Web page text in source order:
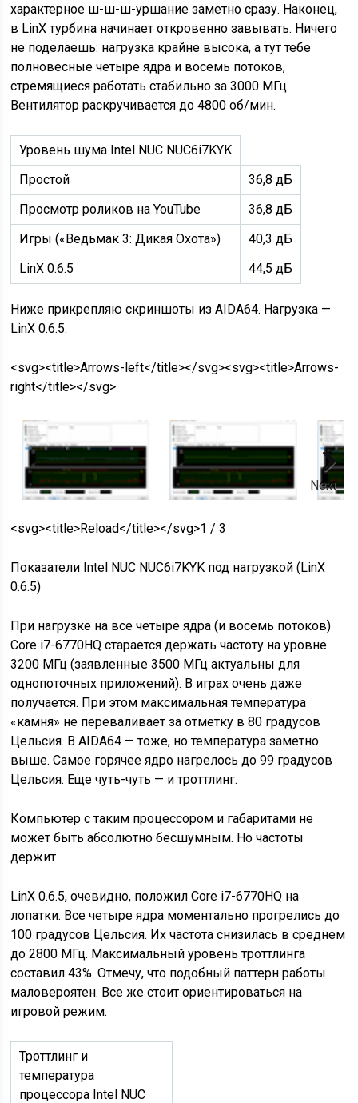
характерное ш-ш-ш-уршание заметно сразу. Наконец,
в LinX турбина начинает откровенно завывать. Ничего
не поделаешь: нагрузка крайне высока, а тут тебе
полновесные четыре ядра и восемь потоков,
стремящиеся работать стабильно за 3000 МГц.
Вентилятор раскручивается до 4800 об/мин.
Уровень шума Intel NUC NUC6i7KYK
Простой
36,8 дБ
Просмотр роликов на YouTube
36,8 дБ
Игры («Ведьмак 3: Дикая Охота»)
40,3 дБ
LinX 0.6.5
44,5 дБ
Ниже прикрепляю скриншоты из AIDA64. Нагрузка —
LinX 0.6.5.
<svg><title>Arrows-left</title></svg><svg><title>Arrows-
right</title></svg>
Next
<svg><title>Reload</title></svg>1 / 3
Показатели Intel NUC NUC6i7KYK под нагрузкой (LinX
0.6.5)
При нагрузке на все четыре ядра (и восемь потоков)
Core i7-6770HQ старается держать частоту на уровне
3200 МГц (заявленные 3500 МГц актуальны для
однопоточных приложений). В играх очень даже
получается. При этом максимальная температура
«камня» не переваливает за отметку в 80 градусов
Цельсия. В AIDA64 — тоже, но температура заметно
выше. Самое горячее ядро нагрелось до 99 градусов
Цельсия. Еще чуть-чуть — и троттлинг.
Компьютер с таким процессором и габаритами не
может быть абсолютно бесшумным. Но частоты
держит
LinX 0.6.5, очевидно, положил Core i7-6770HQ на
лопатки. Все четыре ядра моментально прогрелись до
100 градусов Цельсия. Их частота снизилась в среднем
до 2800 МГц. Максимальный уровень троттлинга
составил 43%. Отмечу, что подобный паттерн работы
маловероятен. Все же стоит ориентироваться на
игровой режим.
Троттлинг и
температура
процессора Intel NUC